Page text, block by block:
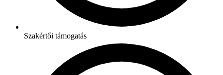
Szakértői támogatás